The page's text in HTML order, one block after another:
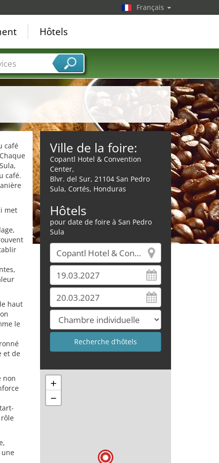
café
café.
met
haut
le
et de
non
une
Ville de la foire:
Copantl Hotel & Convention
Center,
Blvr. del Sur, 21104 San Pedro
Sula, Cortés, Honduras
Hôtels
pour date de foire à San Pedro
Sula
+
−
Français
Hôtels